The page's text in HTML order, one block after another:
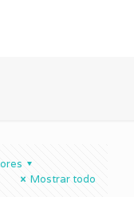
Mostrar todo